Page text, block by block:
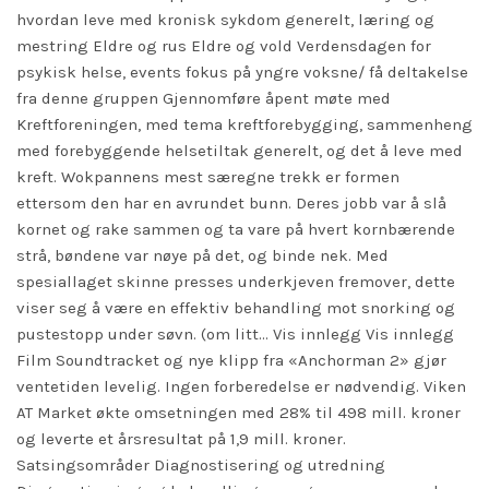
hvordan leve med kronisk sykdom generelt, læring og
mestring Eldre og rus Eldre og vold Verdensdagen for
psykisk helse, events fokus på yngre voksne/ få deltakelse
fra denne gruppen Gjennomføre åpent møte med
Kreftforeningen, med tema kreftforebygging, sammenheng
med forebyggende helsetiltak generelt, og det å leve med
kreft. Wokpannens mest særegne trekk er formen
ettersom den har en avrundet bunn. Deres jobb var å slå
kornet og rake sammen og ta vare på hvert kornbærende
strå, bøndene var nøye på det, og binde nek. Med
spesiallaget skinne presses underkjeven fremover, dette
viser seg å være en effektiv behandling mot snorking og
pustestopp under søvn. (om litt… Vis innlegg Vis innlegg
Film Soundtracket og nye klipp fra «Anchorman 2» gjør
ventetiden levelig. Ingen forberedelse er nødvendig. Viken
AT Market økte omsetningen med 28% til 498 mill. kroner
og leverte et årsresultat på 1,9 mill. kroner.
Satsingsområder Diagnostisering og utredning